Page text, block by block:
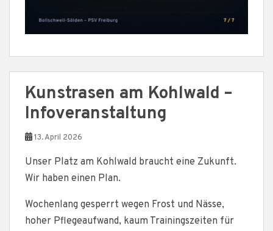
Kunstrasen am Kohlwald –
Infoveranstaltung
13. April 2026
Unser Platz am Kohlwald braucht eine Zukunft.
Wir haben einen Plan.
Wochenlang gesperrt wegen Frost und Nässe,
hoher Pflegeaufwand, kaum Trainingszeiten für